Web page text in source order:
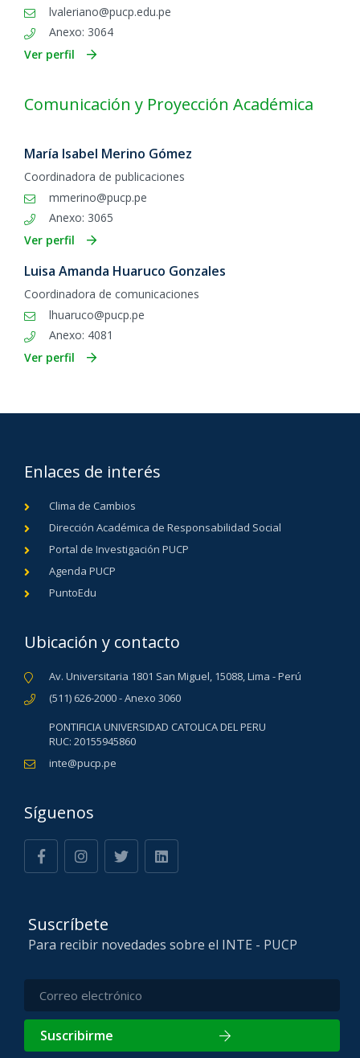
lvaleriano@pucp.edu.pe
Anexo: 3064
Ver perfil
Comunicación y Proyección Académica
María Isabel Merino Gómez
Coordinadora de publicaciones
mmerino@pucp.pe
Anexo: 3065
Ver perfil
Luisa Amanda Huaruco Gonzales
Coordinadora de comunicaciones
lhuaruco@pucp.pe
Anexo: 4081
Ver perfil
Enlaces de interés
Clima de Cambios
Dirección Académica de Responsabilidad Social
Portal de Investigación PUCP
Agenda PUCP
PuntoEdu
Ubicación y contacto
Av. Universitaria 1801 San Miguel, 15088, Lima - Perú
(511) 626-2000 - Anexo 3060
PONTIFICIA UNIVERSIDAD CATOLICA DEL PERU
RUC: 20155945860
inte@pucp.pe
Síguenos
Suscríbete
Para recibir novedades sobre el INTE - PUCP
Suscribirme